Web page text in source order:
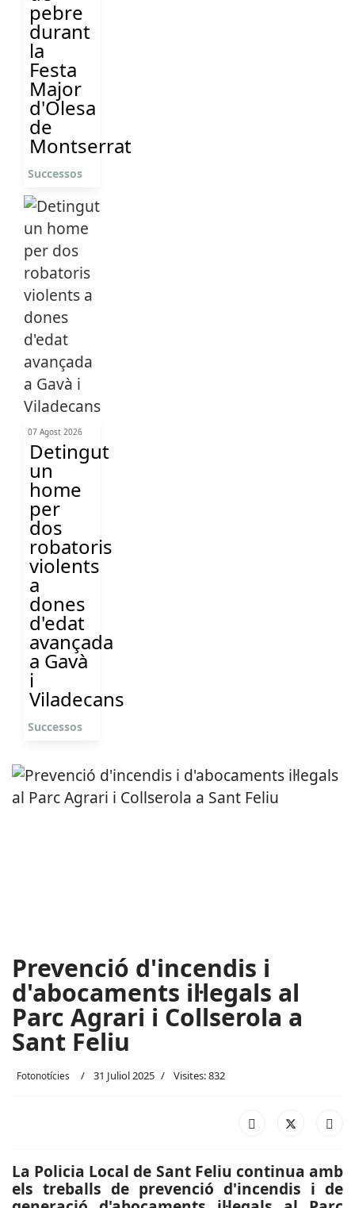
pebre
durant
la
Festa
Major
d'Olesa
de
Montserrat
Successos
07 Agost 2026
Detingut
un
home
per
dos
robatoris
violents
a
dones
d'edat
avançada
a Gavà
i
Viladecans
Successos
Prevenció d'incendis i
d'abocaments il·legals al
Parc Agrari i Collserola a
Sant Feliu
Fotonotícies 31 Juliol 2025 Visites: 832
La Policia Local de Sant Feliu continua amb
els treballs de prevenció d'incendis i de